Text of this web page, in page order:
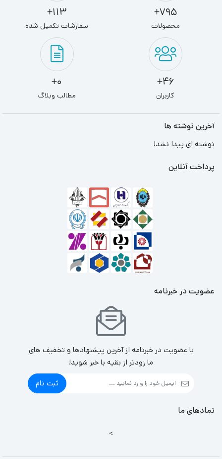
795+
محصولات
113+
سفارشات تکمیل شده
46+
کاربران
0+
مطالب وبلاگ
آخرین نوشته ها
نوشته ای پیدا نشد!
پرداخت آنلاین
عضویت در خبرنامه
با عضویت در خبرنامه از آخرین پیشنهادها و تخفیف های
ما زودتر از بقیه با خبر شوید!
ثبت نام
نمادهای ما
>